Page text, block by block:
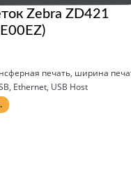
Zebra ZD421
печать, ширина
Ethernet, USB Host